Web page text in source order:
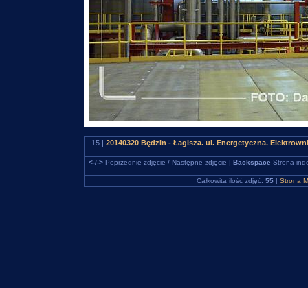
15 | 20140320 Będzin - Łagisza. ul. Energetyczna.
<-/->Poprzednie zdjęcie / Następne zdjęcie | Backspace Strona
Całkowita ilość zdjęć: 55 | Strona